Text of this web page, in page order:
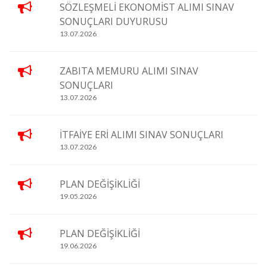
SÖZLEŞMELİ EKONOMİST ALIMI SINAV
SONUÇLARI DUYURUSU
13.07.2026
ZABITA MEMURU ALIMI SINAV
SONUÇLARI
13.07.2026
İTFAİYE ERİ ALIMI SINAV SONUÇLARI
13.07.2026
PLAN DEĞİŞİKLİĞİ
19.05.2026
PLAN DEĞİŞİKLİĞİ
19.06.2026